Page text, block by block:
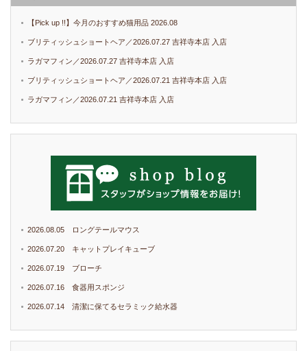
【Pick up !!】今月のおすすめ猫用品 2026.08
ブリティッシュショートヘア／2026.07.27 吉祥寺本店 入店
ラガマフィン／2026.07.27 吉祥寺本店 入店
ブリティッシュショートヘア／2026.07.21 吉祥寺本店 入店
ラガマフィン／2026.07.21 吉祥寺本店 入店
2026.08.05 ロングテールマウス
2026.07.20 キャットプレイキューブ
2026.07.19 ブローチ
2026.07.16 食器用スポンジ
2026.07.14 清潔に保てるセラミック給水器